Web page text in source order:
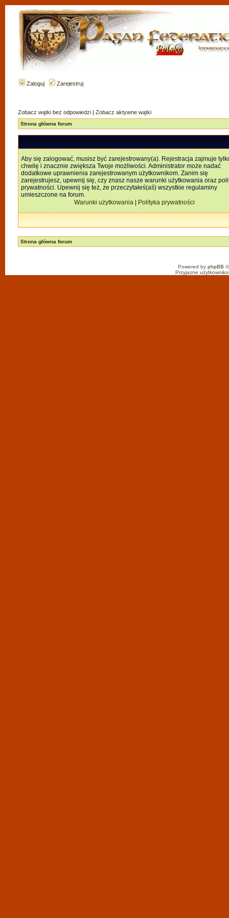
Zaloguj Zarejestruj
Zobacz wątki bez odpowiedzi | Zobacz aktywne wątki
Strona główna forum
Aby się zalogować, musisz być zarejestrowany(a). Rejestracja zajmuje
chwilę i znacznie zwiększa Twoje możliwości. Administrator może nadać
dodatkowe uprawnienia zarejestrowanym użytkownikom. Zanim się
zarejestrujesz, upewnij się, czy znasz nasze warunki użytkowania oraz
prywatności. Upewnij się też, że przeczytałeś(aś) wszystkie regulaminy
umieszczone na forum.
Warunki użytkowania| Polityka prywatności
Strona główna forum
Powered by phpBB
Przyjazne